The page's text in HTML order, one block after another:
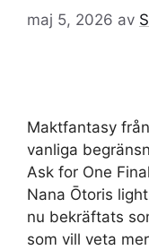
maj 5, 2026 av
Maktfantasy
vanliga
Ask for One
Nana Ōtoris
nu bekräftats
som vill veta